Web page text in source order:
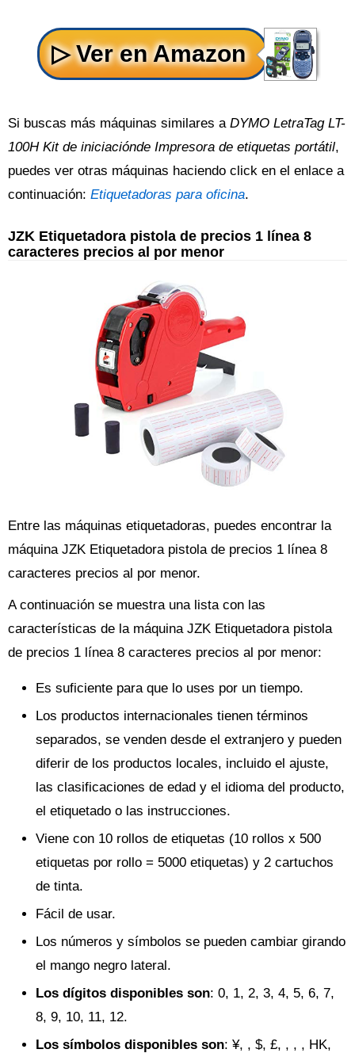
Si buscas más máquinas similares a DYMO LetraTag LT-
100H Kit de iniciaciónde Impresora de etiquetas portátil,
puedes ver otras máquinas haciendo click en el enlace a
continuación: Etiquetadoras para oficina.
JZK Etiquetadora pistola de precios 1 línea 8
caracteres precios al por menor
Entre las máquinas etiquetadoras, puedes encontrar la
máquina JZK Etiquetadora pistola de precios 1 línea 8
caracteres precios al por menor.
A continuación se muestra una lista con las
características de la máquina JZK Etiquetadora pistola
de precios 1 línea 8 caracteres precios al por menor:
Es suficiente para que lo uses por un tiempo.
Los productos internacionales tienen términos
separados, se venden desde el extranjero y pueden
diferir de los productos locales, incluido el ajuste,
las clasificaciones de edad y el idioma del producto,
el etiquetado o las instrucciones.
Viene con 10 rollos de etiquetas (10 rollos x 500
etiquetas por rollo = 5000 etiquetas) y 2 cartuchos
de tinta.
Fácil de usar.
Los números y símbolos se pueden cambiar girando
el mango negro lateral.
Los dígitos disponibles son: 0, 1, 2, 3, 4, 5, 6, 7,
8, 9, 10, 11, 12.
Los símbolos disponibles son: ¥, , $, £, , , , HK,